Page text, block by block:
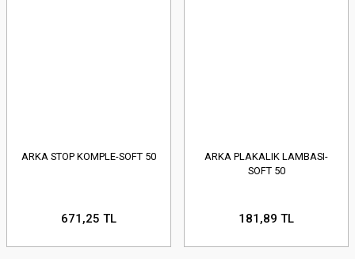
ARKA STOP KOMPLE-SOFT 50
671,25 TL
ARKA PLAKALIK LAMBASI-
SOFT 50
181,89 TL